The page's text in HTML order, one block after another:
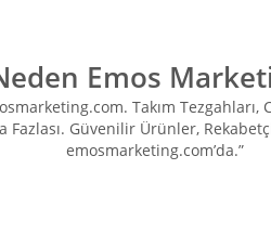
Emos
Takım
Güvenilir Ürünler,
emosmarketing.com’da.”